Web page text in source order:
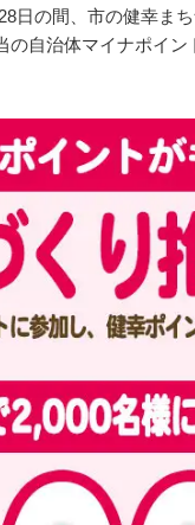
日の間、市の健幸ま
の自治体マイナポイ